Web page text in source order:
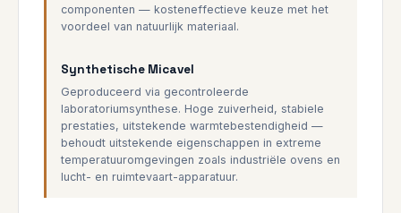
componenten — kosteneffectieve keuze met het
voordeel van natuurlijk materiaal.
Synthetische Micavel
Geproduceerd via gecontroleerde
laboratoriumsynthese. Hoge zuiverheid, stabiele
prestaties, uitstekende warmtebestendigheid —
behoudt uitstekende eigenschappen in extreme
temperatuuromgevingen zoals industriële ovens en
lucht- en ruimtevaart-apparatuur.